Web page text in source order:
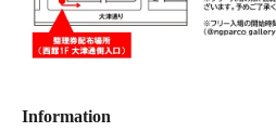
Information